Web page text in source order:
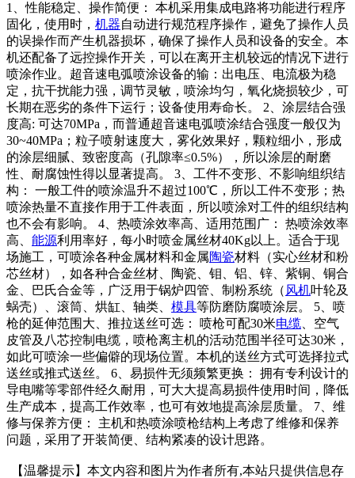
1、性能稳定、操作简便： 本机采用集成电路将功能进行程序
固化，使用时， 机器自动进行规范程序操作，避免了操作人员
的误操作而产生机器损坏，确保了操作人员和设备的安全。本
机还配备了远控操作开关，可以在离开主机较远的情况下进行
喷涂作业。超音速电弧喷涂设备的输：出电压、电流极为稳
定，抗干扰能力强，调节灵敏，喷涂均匀，氧化烧损较少，可
长期在恶劣的条件下运行；设备使用寿命长。 2、涂层结合强
度高: 可达70MPa，而普通超音速电弧喷涂结合强度一般仅为
30~40MPa；粒子喷射速度大，雾化效果好，颗粒细小，形成
的涂层细腻、致密度高（孔隙率≤0.5%），所以涂层的耐磨
性、耐腐蚀性得以显著提高。 3、工件不变形、不影响组织结
构： 一般工件的喷涂温升不超过100℃，所以工件不变形；热
喷涂热量不直接作用于工件表面，所以喷涂对工件的组织结构
也不会有影响。 4、热喷涂效率高、适用范围广： 热喷涂效率
高、 能源利用率好，每小时喷金属丝材40Kg以上。适合于现
场施工，可喷涂各种金属材料和金属陶瓷材料（实心丝材和粉
芯丝材），如各种合金丝材、陶瓷、钼、铝、锌、紫铜、铜合
金、巴氏合金等，广泛用于锅炉四管、制粉系统（ 风机叶轮及
蜗壳）、滚筒、烘缸、轴类、 模具等防磨防腐喷涂层。 5、喷
枪的延伸范围大、推拉送丝可选： 喷枪可配30米电缆 、空气
皮管及八芯控制电缆，喷枪离主机的活动范围半径可达30米，
如此可喷涂一些偏僻的现场位置。本机的送丝方式可选择拉式
送丝或推式送丝。 6、易损件无须频繁更换： 拥有专利设计的
导电嘴等零部件经久耐用，可大大提高易损件使用时间，降低
生产成本，提高工作效率，也可有效地提高涂层质量。 7、维
修与保养方便： 主机和热喷涂喷枪结构上考虑了维修和保养
问题，采用了开装简便、结构紧凑的设计思路。
【温馨提示】本文内容和图片为作者所有,本站只提供信息存